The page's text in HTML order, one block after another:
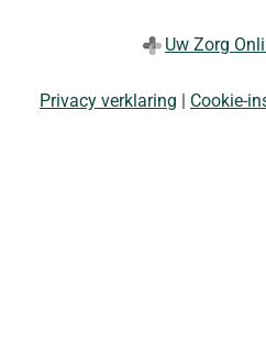
Uw Zorg
Privacy verklaring | Cookie-